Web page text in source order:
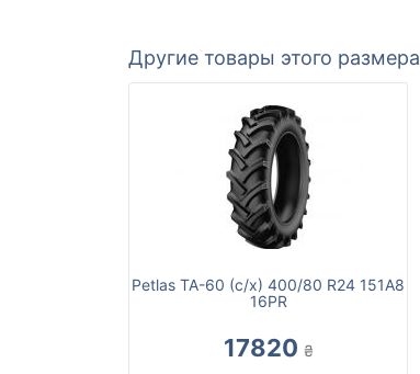
Другие товары этого размера
Petlas TA-60 (с/х) 400/80 R24 151A8
16PR
17820 ₴